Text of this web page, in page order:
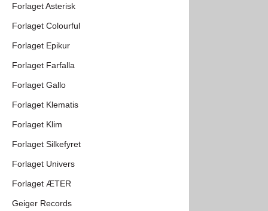
Forlaget Asterisk
Forlaget Colourful
Forlaget Epikur
Forlaget Farfalla
Forlaget Gallo
Forlaget Klematis
Forlaget Klim
Forlaget Silkefyret
Forlaget Univers
Forlaget ÆTER
Geiger Records